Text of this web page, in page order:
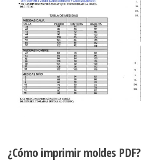
¿Cómo imprimir moldes PDF?